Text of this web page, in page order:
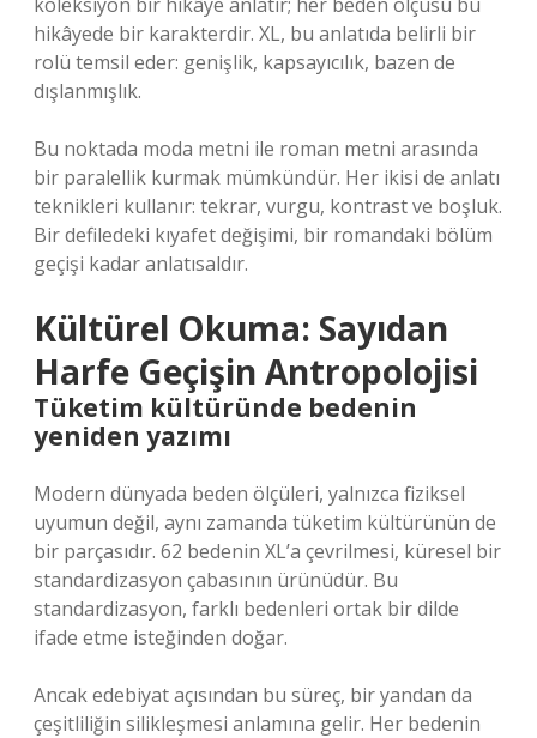
hikâyede bir karakterdir. XL, bu anlatıda belirli bir
rolü temsil eder: genişlik, kapsayıcılık, bazen de
dışlanmışlık.
Bu noktada moda metni ile roman metni arasında
bir paralellik kurmak mümkündür. Her ikisi de anlatı
teknikleri kullanır: tekrar, vurgu, kontrast ve boşluk.
Bir defiledeki kıyafet değişimi, bir romandaki bölüm
geçişi kadar anlatısaldır.
Kültürel Okuma: Sayıdan
Harfe Geçişin Antropolojisi
Tüketim kültüründe bedenin
yeniden yazımı
Modern dünyada beden ölçüleri, yalnızca fiziksel
uyumun değil, aynı zamanda tüketim kültürünün de
bir parçasıdır. 62 bedenin XL’a çevrilmesi, küresel bir
standardizasyon çabasının ürünüdür. Bu
standardizasyon, farklı bedenleri ortak bir dilde
ifade etme isteğinden doğar.
Ancak edebiyat açısından bu süreç, bir yandan da
çeşitliliğin silikleşmesi anlamına gelir. Her bedenin